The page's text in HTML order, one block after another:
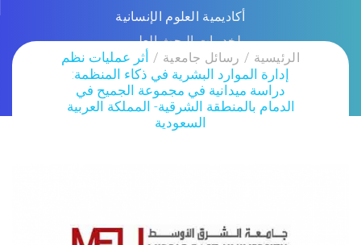
أكاديمية العلوم الإنسانية
لخدمات البحث العلمي
الرئيسية
رسائل جامعية
أثر عمليات نظم
إدارة الموارد البشرية في ذكاء المنظمة:
دراسة ميدانية في مجموعة الجميح في
الدمام بالمنطقة الشرقية- المملكة العربية
السعودية